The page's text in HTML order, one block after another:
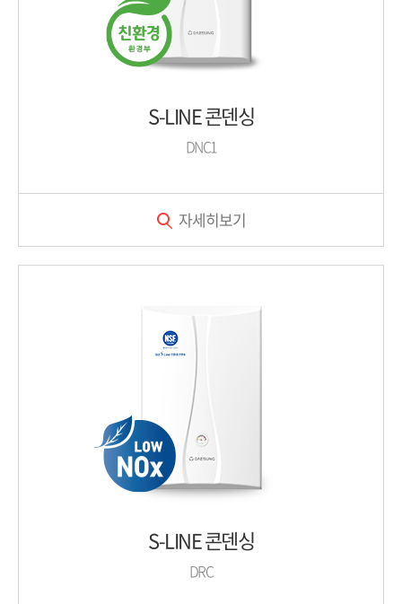
S-LINE 콘덴싱
DNC1
자세히보기
S-LINE 콘덴싱
DRC